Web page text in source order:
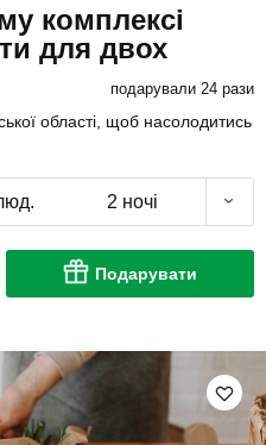
комплексі
для двох
подарували 24 рази
області, щоб насолодитись
2 ночі
Подарувати